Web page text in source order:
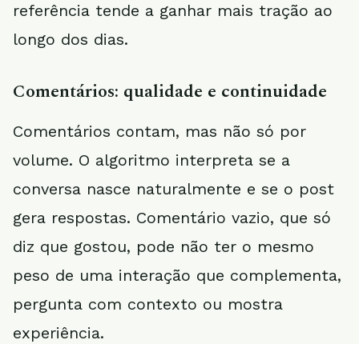
referência tende a ganhar mais tração ao
longo dos dias.
Comentários: qualidade e continuidade
Comentários contam, mas não só por
volume. O algoritmo interpreta se a
conversa nasce naturalmente e se o post
gera respostas. Comentário vazio, que só
diz que gostou, pode não ter o mesmo
peso de uma interação que complementa,
pergunta com contexto ou mostra
experiência.